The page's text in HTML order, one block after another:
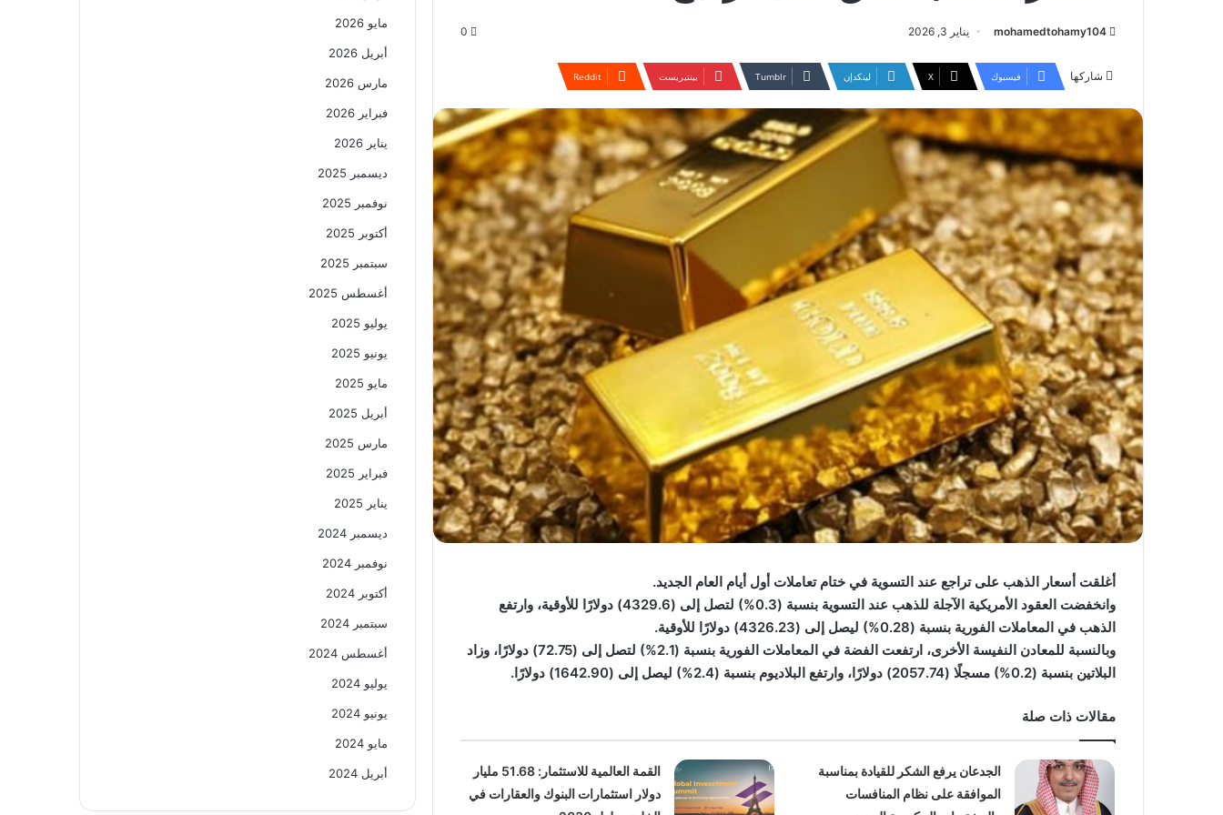
mohamedtohamy104 يناير 3, 2026 0
شاركها فيسبوك ‫X لينكدإن بينتيريست
أغلقت أسعار الذهب على تراجع عند التسوية في ختام تعاملات أول أيام العام الجديد.
وانخفضت العقود الأمريكية الآجلة للذهب عند التسوية بنسبة (0.3%) لتصل إلى (4329.6) دولارًا للأوقية، وارتفع
الذهب في المعاملات الفورية بنسبة (0.28%) ليصل إلى (4326.23) دولارًا للأوقية.
وبالنسبة للمعادن النفيسة الأخرى، ارتفعت الفضة في المعاملات الفورية بنسبة (2.1%) لتصل إلى (72.75) دولارًا، وزاد
البلاتين بنسبة (0.2%) مسجلًا (2057.74) دولارًا، وارتفع البلاديوم بنسبة (2.4%) ليصل إلى (1642.90) دولارًا.
مقالات ذات صلة
الجدعان يرفع الشكر للقيادة بمناسبة
الموافقة على نظام المنافسات
القمة العالمية للاستثمار: 51.68 مليار
دولار استثمارات البنوك والعقارات في
مايو 2026
أبريل 2026
مارس 2026
فبراير 2026
يناير 2026
ديسمبر 2025
نوفمبر 2025
أكتوبر 2025
سبتمبر 2025
أغسطس 2025
يوليو 2025
يونيو 2025
مايو 2025
أبريل 2025
مارس 2025
فبراير 2025
يناير 2025
ديسمبر 2024
نوفمبر 2024
أكتوبر 2024
سبتمبر 2024
أغسطس 2024
يوليو 2024
يونيو 2024
مايو 2024
أبريل 2024